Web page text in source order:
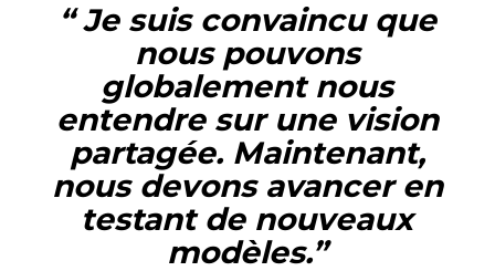
“ Je suis convaincu que
nous pouvons
globalement nous
entendre sur une vision
partagée. Maintenant,
nous devons avancer en
testant de nouveaux
modèles.”